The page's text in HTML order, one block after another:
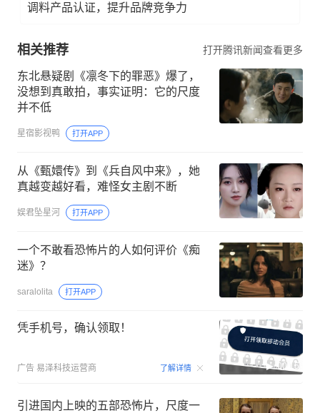
调料产品认证，提升品牌竞争力
相关推荐 打开腾讯新闻查看更多
东北悬疑剧《凛冬下的罪恶》爆了，
没想到真敢拍，事实证明：它的尺度
并不低
星宿影视鸭 打开APP
从《甄嬛传》到《兵自风中来》，她
真越变越好看，难怪女主剧不断
娱君坠星河 打开APP
一个不敢看恐怖片的人如何评价《痴
迷》？
saralolita 打开APP
凭手机号，确认领取！
广告 易泽科技运营商 了解详情 00:15
引进国内上映的五部恐怖片，尺度一